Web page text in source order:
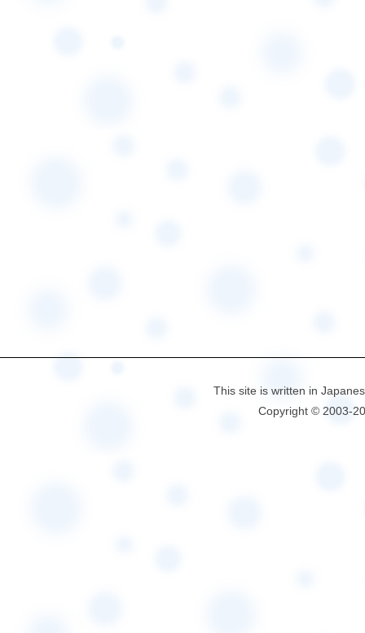
This site is written in
Copyright © 2003-